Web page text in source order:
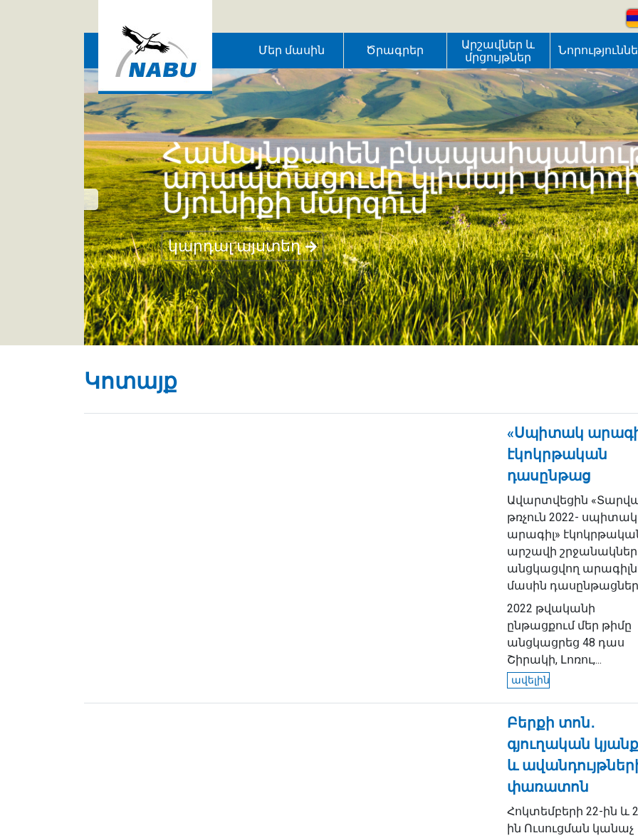
Մեր մասին Ծրագրեր
Արշավներ և
մրցույթներ
Համայնքահեն
ադապտացումը կլիմայի
Սյունիքի մարզում
կարդալ այստեղ
Կոտայք
«Սպիտակ
էկոկրթական
դասընթաց
Ավարտվեցին
թռչուն 2022- սպիտակ
արագիլ»
արշավի
անցկացվող
մասին
2022 թվականի
ընթացքում մեր թիմը
անցկացրեց 48 դաս
Շիրակի, Լոռու,...
ավելին
Բերքի տոն․
գյուղական
և
փառատոն
Հոկտեմբերի 22-ին և
ին Ուսուցման կանաչ